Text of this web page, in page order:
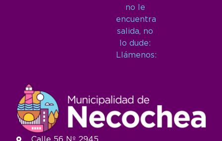
no le
encuentra
salida, no
lo dude:
Llámenos: